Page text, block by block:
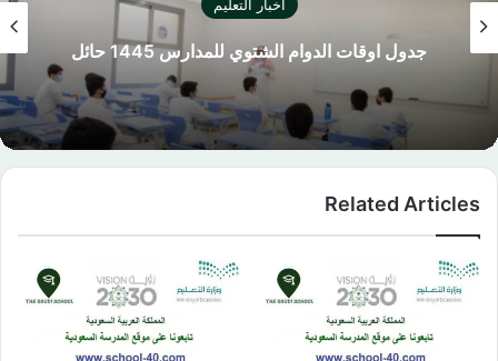
كليشة اختبار نهائي بالشعار
السعودية
Related Articles